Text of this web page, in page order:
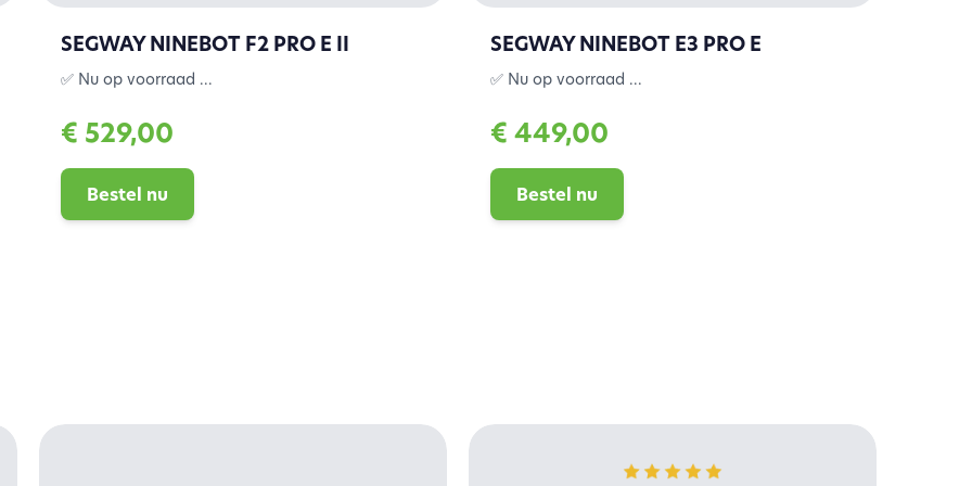
SEGWAY NINEBOT F2 PRO E II
✅ Nu op voorraad ...
€ 529,00
Bestel nu
SEGWAY NINEBOT E3 PRO E
✅ Nu op voorraad ...
€ 449,00
Bestel nu